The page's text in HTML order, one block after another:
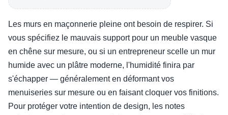
Les murs en maçonnerie pleine ont besoin de respirer. Si
vous spécifiez le mauvais support pour un meuble vasque
en chêne sur mesure, ou si un entrepreneur scelle un mur
humide avec un plâtre moderne, l'humidité finira par
s'échapper — généralement en déformant vos
menuiseries sur mesure ou en faisant cloquer vos finitions.
Pour protéger votre intention de design, les notes